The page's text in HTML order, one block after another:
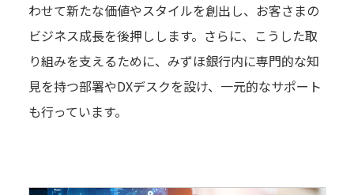
わせて新たな価値やスタイルを創出し、お客さまの
ビジネス成長を後押しします。さらに、こうした取
り組みを支えるために、みずほ銀行内に専門的な知
見を持つ部署やDXデスクを設け、一元的なサポート
も行っています。